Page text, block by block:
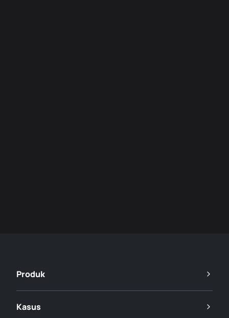
Produk
Kasus